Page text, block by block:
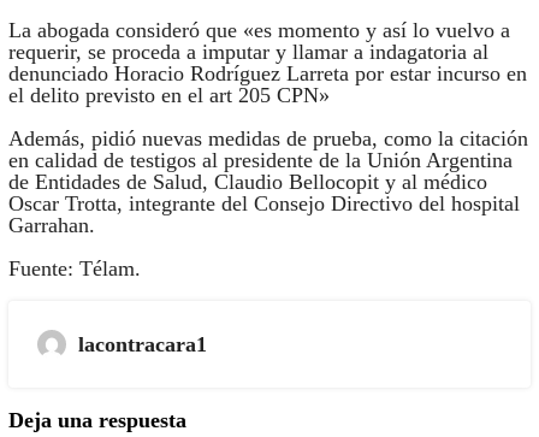
La abogada consideró que «es momento y así lo vuelvo a
requerir, se proceda a imputar y llamar a indagatoria al
denunciado Horacio Rodríguez Larreta por estar incurso en
el delito previsto en el art 205 CPN»
Además, pidió nuevas medidas de prueba, como la citación
en calidad de testigos al presidente de la Unión Argentina
de Entidades de Salud, Claudio Bellocopit y al médico
Oscar Trotta, integrante del Consejo Directivo del hospital
Garrahan.
Fuente: Télam.
lacontracara1
Deja una respuesta